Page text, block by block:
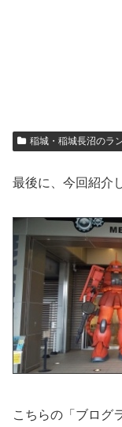
稲城・稲城長沼のラ
最後に、今回紹介
こちらの「ブログ